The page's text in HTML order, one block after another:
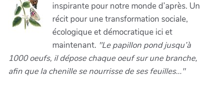
inspirante pour notre monde d’après. Un
récit pour une transformation sociale,
écologique et démocratique ici et
maintenant. "Le papillon pond jusqu’à
1000 oeufs, il dépose chaque oeuf sur une branche,
afin que la chenille se nourrisse de ses feuilles..."